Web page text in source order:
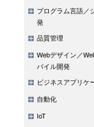
プログラム言語／
発
品質管理
Webデザイン／
バイル開発
ビジネスアプリケ
自動化
IoT